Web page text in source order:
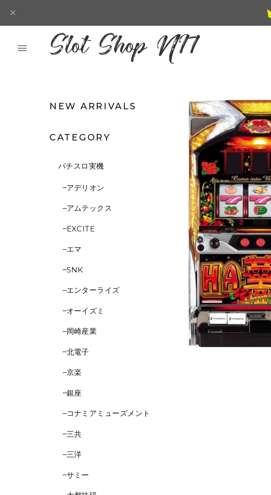
NEW ARRIVALS
CATEGORY
パチスロ実機
アデリオン
アムテックス
EXCITE
エマ
SNK
エンターライズ
オーイズミ
岡崎産業
北電子
京楽
銀座
コナミアミューズメント
三共
三洋
サミー